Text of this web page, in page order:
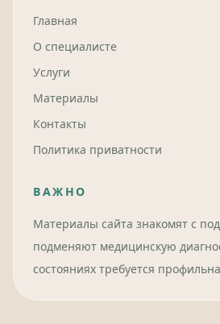
Главная
О специалисте
Услуги
Материалы
Контакты
Политика приватности
ВАЖНО
Материалы сайта знакомят с
подменяют медицинскую
состояниях требуется